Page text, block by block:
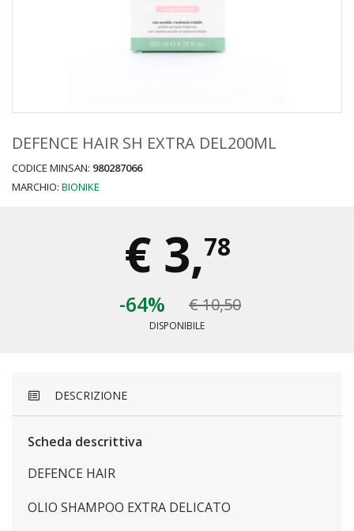
DEFENCE HAIR SH EXTRA DEL200ML
CODICE MINSAN: 980287066
MARCHIO: BIONIKE
€ 3,78
-64% € 10,50
DISPONIBILE
DESCRIZIONE
Scheda descrittiva
DEFENCE HAIR
OLIO SHAMPOO EXTRA DELICATO